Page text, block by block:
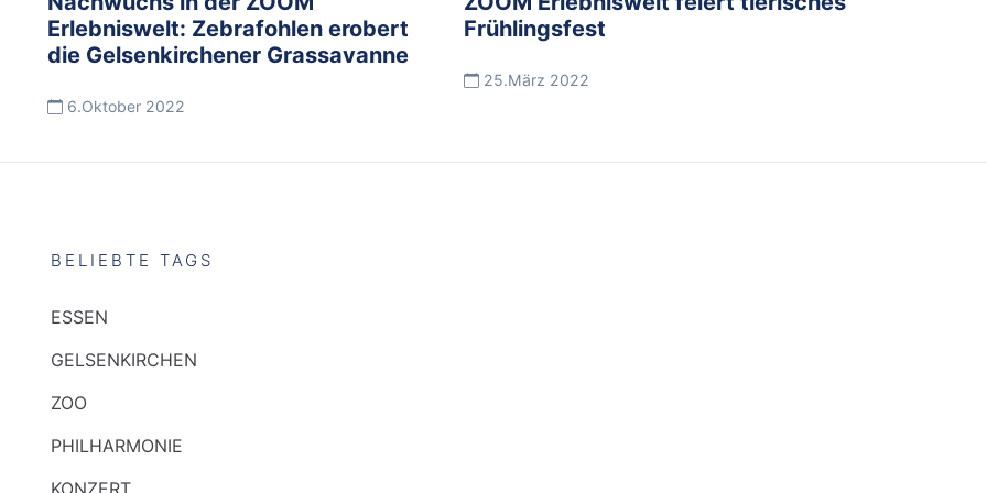
Erlebniswelt: Zebrafohlen erobert
die Gelsenkirchener Grassavanne
6.Oktober 2022
Frühlingsfest
25.März 2022
BELIEBTE TAGS
ESSEN
GELSENKIRCHEN
ZOO
PHILHARMONIE
KONZERT